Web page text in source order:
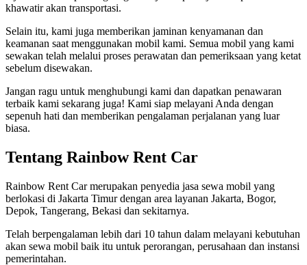
khawatir akan transportasi.
Selain itu, kami juga memberikan jaminan kenyamanan dan
keamanan saat menggunakan mobil kami. Semua mobil yang kami
sewakan telah melalui proses perawatan dan pemeriksaan yang ketat
sebelum disewakan.
Jangan ragu untuk menghubungi kami dan dapatkan penawaran
terbaik kami sekarang juga! Kami siap melayani Anda dengan
sepenuh hati dan memberikan pengalaman perjalanan yang luar
biasa.
Tentang Rainbow Rent Car
Rainbow Rent Car merupakan penyedia jasa sewa mobil yang
berlokasi di Jakarta Timur dengan area layanan Jakarta, Bogor,
Depok, Tangerang, Bekasi dan sekitarnya.
Telah berpengalaman lebih dari 10 tahun dalam melayani kebutuhan
akan sewa mobil baik itu untuk perorangan, perusahaan dan instansi
pemerintahan.